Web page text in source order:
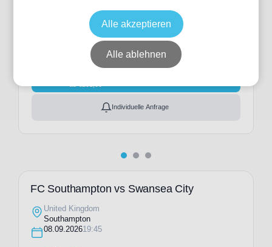
19:45
9 verfügbar
Vereinigtes Königreich
St. Mary's Stadium
Individuelle Anfrage
FC Southampton vs Swansea City
United Kingdom
Southampton
08.09.202619:45
Alle akzeptieren
Alle ablehnen